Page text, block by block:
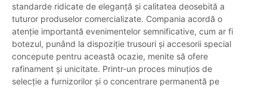
standarde ridicate de eleganță și calitatea deosebită a
tuturor produselor comercializate. Compania acordă o
atenție importantă evenimentelor semnificative, cum ar fi
botezul, punând la dispoziție trusouri și accesorii special
concepute pentru această ocazie, menite să ofere
rafinament și unicitate. Printr-un proces minuțios de
selecție a furnizorilor și o concentrare permanentă pe